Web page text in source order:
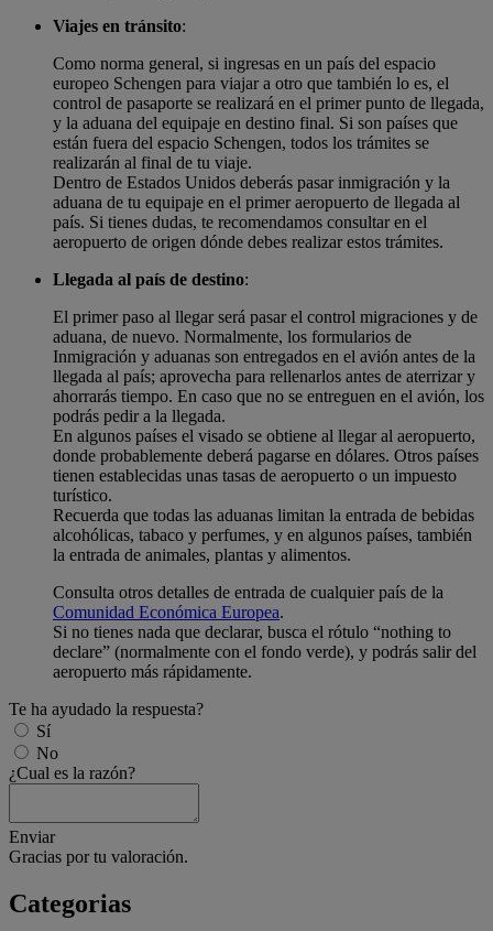
Viajes en tránsito:
Como norma general, si ingresas en un país del espacio
europeo Schengen para viajar a otro que también lo es, el
control de pasaporte se realizará en el primer punto de llegada,
y la aduana del equipaje en destino final. Si son países que
están fuera del espacio Schengen, todos los trámites se
realizarán al final de tu viaje.
Dentro de Estados Unidos deberás pasar inmigración y la
aduana de tu equipaje en el primer aeropuerto de llegada al
país. Si tienes dudas, te recomendamos consultar en el
aeropuerto de origen dónde debes realizar estos trámites.
Llegada al país de destino:
El primer paso al llegar será pasar el control migraciones y de
aduana, de nuevo. Normalmente, los formularios de
Inmigración y aduanas son entregados en el avión antes de la
llegada al país; aprovecha para rellenarlos antes de aterrizar y
ahorrarás tiempo. En caso que no se entreguen en el avión, los
podrás pedir a la llegada.
En algunos países el visado se obtiene al llegar al aeropuerto,
donde probablemente deberá pagarse en dólares. Otros países
tienen establecidas unas tasas de aeropuerto o un impuesto
turístico.
Recuerda que todas las aduanas limitan la entrada de bebidas
alcohólicas, tabaco y perfumes, y en algunos países, también
la entrada de animales, plantas y alimentos.
Consulta otros detalles de entrada de cualquier país de la
Comunidad Económica Europea.
Si no tienes nada que declarar, busca el rótulo “nothing to
declare” (normalmente con el fondo verde), y podrás salir del
aeropuerto más rápidamente.
Te ha ayudado la respuesta?
Sí
No
¿Cual es la razón?
Enviar
Gracias por tu valoración.
Categorias